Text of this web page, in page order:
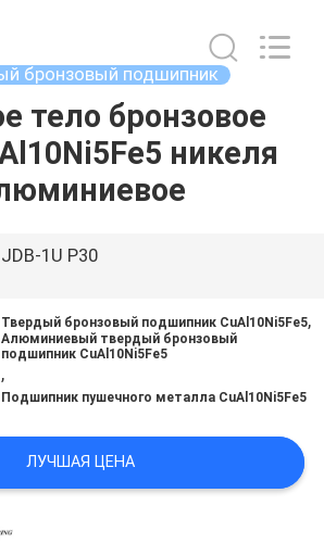
бронзовый подшипник
тело бронзовое
никеля
JDB-1U P30
Твердый бронзовый подшипник CuAl10Ni5Fe5,
Алюминиевый твердый бронзовый
подшипник CuAl10Ni5Fe5
,
Подшипник пушечного металла CuAl10Ni5Fe5
ЛУЧШАЯ ЦЕНА